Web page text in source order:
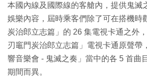
本國內線及國際線的客艙內，提供鬼滅
娛樂內容，屆時乘客們除了可在搭機時
炭治郎立志篇」的 26 集電視卡通之外
刃竈門炭治郎立志篇」電視卡通原聲帶
響音樂會 - 鬼滅之奏」當中的各 5 首曲
期間而異。